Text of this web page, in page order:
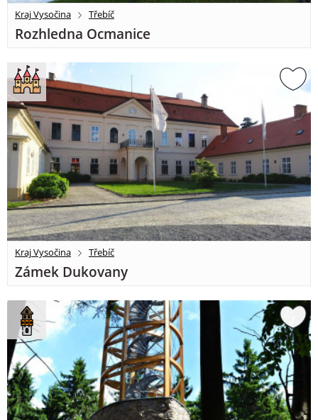
Kraj Vysočina Třebíč
Rozhledna Ocmanice
Kraj Vysočina Třebíč
Zámek Dukovany